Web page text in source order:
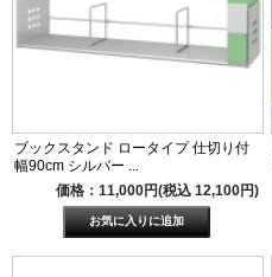
ブックスタンド ロータイプ 仕切り付
幅90cm シルバー ...
価格：11,000円(税込 12,100円)